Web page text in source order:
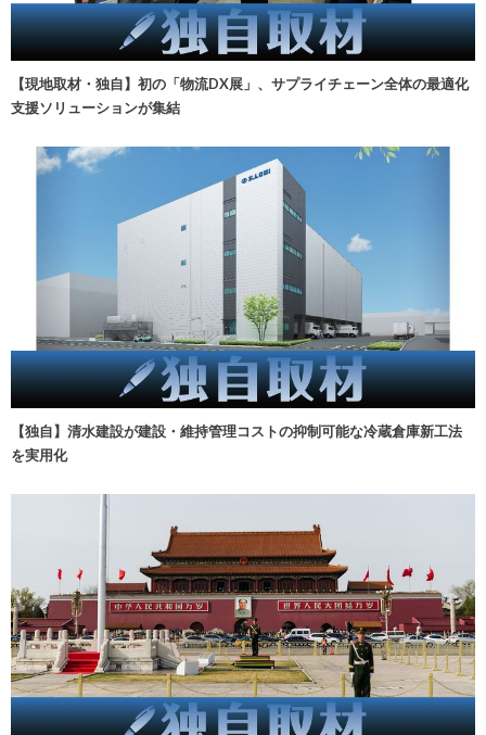
【現地取材・独自】初の「物流DX展」、サプライチェーン全体の最適化
支援ソリューションが集結
【独自】清水建設が建設・維持管理コストの抑制可能な冷蔵倉庫新工法
を実用化